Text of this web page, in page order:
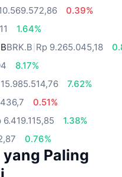
0.39%
1.64%
BRK.B Rp 9.265.045,18
8.17%
7.62%
0.51%
6.419.115,85
1.38%
0.76%
Paling